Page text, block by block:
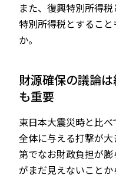
また、復興特別所得
特別所得税とするこ
か。
財源確保の議論
も重要
東日本大震災時と比
全体に与える打撃が
第でなお財政負担が
がまだ見えないこと